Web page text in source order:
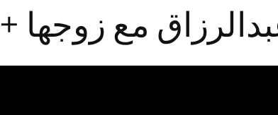
زوجها +18 كامل بدون تشفير